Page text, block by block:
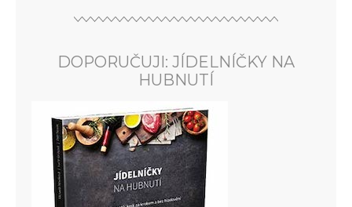
DOPORUČUJI: JÍDELNÍČKY NA
HUBNUTÍ